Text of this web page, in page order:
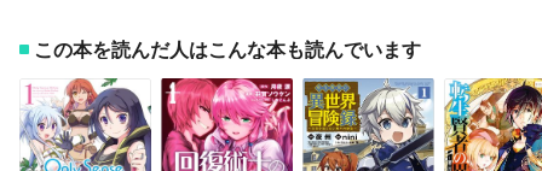
この本を読んだ人はこんな本も読んでいます